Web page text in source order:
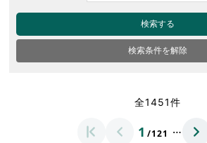
検索する
検索条件を解除
全1451件
1 /121 …